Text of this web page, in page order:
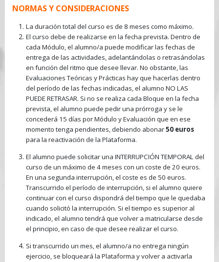
NORMAS Y CONSIDERACIONES
La duración total del curso es de 8 meses como máximo.
El curso debe de realizarse en la fecha prevista. Dentro de
cada Módulo, el alumno/a puede modificar las fechas de
entrega de las actividades, adelantándolas o retrasándolas
en función del ritmo que desee llevar. No obstante, las
Evaluaciones Teóricas y Prácticas hay que hacerlas dentro
del período de las fechas indicadas, el alumno NO LAS
PUEDE RETRASAR. Si no se realiza cada Bloque en la fecha
prevista, el alumno puede pedir una prórroga y se le
concederá 15 días por Módulo y Evaluación que en ese
momento tenga pendientes, debiendo abonar50 euros
para la reactivación de la Plataforma.
El alumno puede solicitar una INTERRUPCIÓN TEMPORAL del
curso de un máximo de 4 meses con un coste de 20 euros.
En una segunda interrupción, el coste es de 50 euros.
Transcurrido el período de interrupción, si el alumno quiere
continuar con el curso dispondrá del tiempo que le quedaba
cuando solicitó la interrupción. Si el tiempo es superior al
indicado, el alumno tendrá que volver a matricularse desde
el principio, en caso de que desee realizar el curso.
Si transcurrido un mes, el alumno/a no entrega ningún
ejercicio, se bloqueará la Plataforma y volver a activarla